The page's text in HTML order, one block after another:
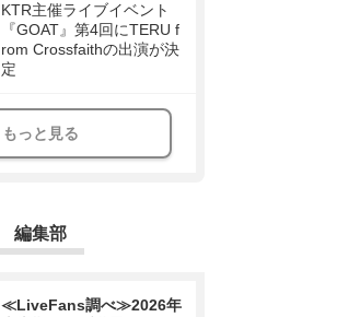
KTR主催ライブイベント
『GOAT』第4回にTERU f
rom Crossfaithの出演が決
定
もっと見る
編集部
≪LiveFans調べ≫2026年